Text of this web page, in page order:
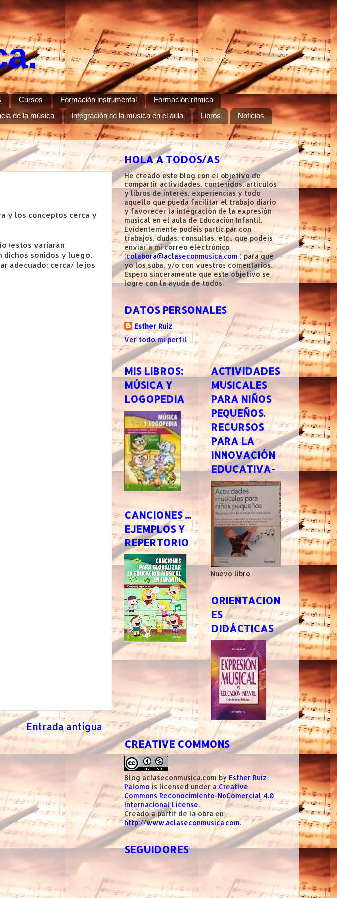
Cursos Formación instrumental
Formación rítmica
de la música Integración de la música en el aula Libros
Noticias
y los conceptos cerca y
(estos variarán
dichos sonidos y luego,
adecuado: cerca/ lejos
Entrada antigua
HOLA A TODOS/AS
He creado este blog con el objetivo de
compartir actividades, contenidos, artículos
y libros de interés, experiencias y todo
aquello que pueda facilitar el trabajo diario
y favorecer la integración de la expresión
musical en el aula de Educación Infantil.
Evidentemente podéis participar con
trabajos, dudas, consultas, etc., que podéis
enviar a mi correo electrónico
(colabora@aclaseconmusica.com) para que
yo los suba, y/o con vuestros comentarios.
Espero sinceramente que este objetivo se
logre con la ayuda de todos.
DATOS PERSONALES
Esther Ruiz
Ver todo mi perfil
MIS LIBROS:
MÚSICA Y
LOGOPEDIA
CANCIONES ...
EJEMPLOS Y
REPERTORIO
ACTIVIDADES
MUSICALES
PARA NIÑOS
PEQUEÑOS.
RECURSOS
PARA LA
INNOVACIÓN
EDUCATIVA-
Nuevo libro
ORIENTACION
ES
DIDÁCTICAS
CREATIVE COMMONS
Blog aclaseconmusica.com by Esther Ruiz
Palomo is licensed under a Creative
Commons Reconocimiento-NoComercial 4.0
Internacional License.
Creado a partir de la obra en
http://www.aclaseconmusica.com.
SEGUIDORES